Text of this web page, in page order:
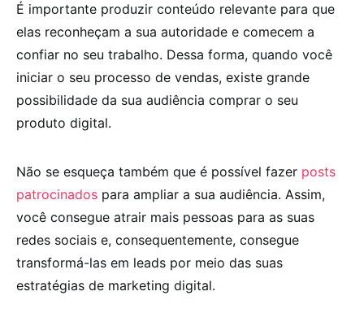
É importante produzir conteúdo relevante para que
elas reconheçam a sua autoridade e comecem a
confiar no seu trabalho. Dessa forma, quando você
iniciar o seu processo de vendas, existe grande
possibilidade da sua audiência comprar o seu
produto digital.
Não se esqueça também que é possível fazer posts
patrocinados para ampliar a sua audiência. Assim,
você consegue atrair mais pessoas para as suas
redes sociais e, consequentemente, consegue
transformá-las em leads por meio das suas
estratégias de marketing digital.